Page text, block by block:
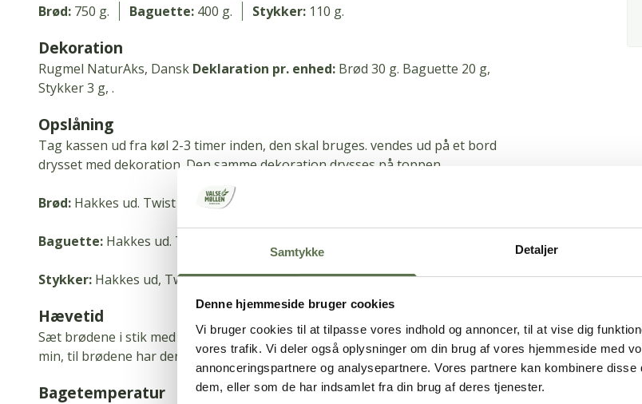
Samtykke Detaljer
Denne hjemmeside bruger cookies
Vi bruger cookies til at tilpasse vores indhold og annoncer, til at vise dig
vores trafik. Vi deler også oplysninger om din brug af vores hjemmeside med
annonceringspartnere og analysepartnere. Vores partnere kan kombinere
dem, eller som de har indsamlet fra din brug af deres tjenester.
Brød: 750 g. Baguette: 400 g. Stykker: 110 g.
Dekoration
Rugmel NaturAks, Dansk Deklaration pr. enhed: Brød 30 g. Baguette 20 g,
Stykker 3 g, .
Opslåning
Tag kassen ud fra køl 2-3 timer inden, den skal bruges. vendes ud på et bord
drysset med dekoration. Den samme dekoration drysses på toppen.
Brød: Hakkes ud. Twist dejstykkerne og sæt dem på plade.
Baguette: Hakkes ud. Twist dejstykkerne og sæt dem på plade.
Stykker: Hakkes ud, Twist dejstykkerne, og sæt dem på plader.
Hævetid
Sæt brødene i stik med stikpose henover.Lad hæve ved rumtemperatur i 30-45
min, til brødene har den ønskede størrelse.
Bagetemperatur